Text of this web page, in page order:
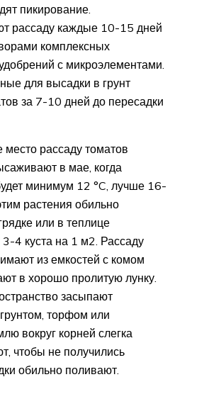
пикирование.
рассаду каждые 10-15 дней
комплексных
с микроэлементами.
для высадки в грунт
за 7-10 дней до пересадки
место рассаду томатов
в мае, когда
минимум 12 °C, лучше 16-
растения обильно
или в теплице
4 куста на 1 м2. Рассаду
из емкостей с комом
в хорошо пролитую лунку.
засыпают
торфом или
вокруг корней слегка
чтобы не получились
обильно поливают.